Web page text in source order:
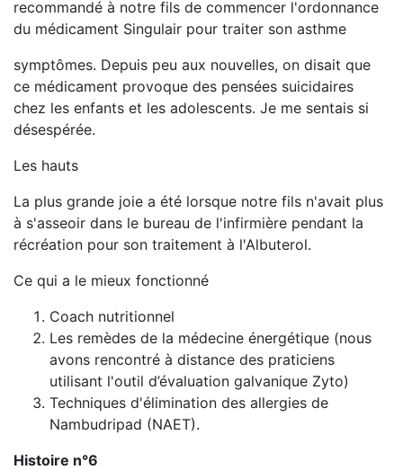
recommandé à notre fils de commencer l'ordonnance
du médicament Singulair pour traiter son asthme
symptômes. Depuis peu aux nouvelles, on disait que
ce médicament provoque des pensées suicidaires
chez les enfants et les adolescents. Je me sentais si
désespérée.
Les hauts
La plus grande joie a été lorsque notre fils n'avait plus
à s'asseoir dans le bureau de l'infirmière pendant la
récréation pour son traitement à l'Albuterol.
Ce qui a le mieux fonctionné
Coach nutritionnel
Les remèdes de la médecine énergétique (nous
avons rencontré à distance des praticiens
utilisant l'outil d’évaluation galvanique Zyto)
Techniques d'élimination des allergies de
Nambudripad (NAET).
Histoire n°6